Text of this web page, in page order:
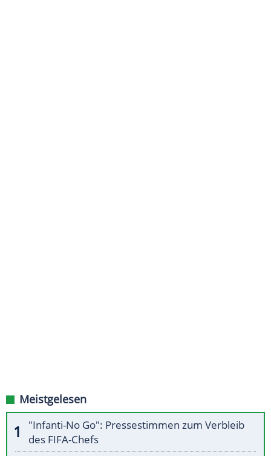
Meistgelesen
"Infanti-No Go": Pressestimmen zum Verbleib
des FIFA-Chefs